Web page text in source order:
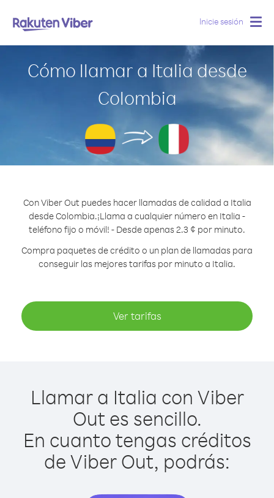
Inicie sesión
Cómo llamar a Italia desde
Colombia
Con Viber Out puedes hacer llamadas de calidad a Italia
desde Colombia.¡Llama a cualquier número en Italia -
teléfono fijo o móvil! - Desde apenas 2.3 ¢ por minuto.
Compra paquetes de crédito o un plan de llamadas para
conseguir las mejores tarifas por minuto a Italia.
Ver tarifas
Llamar a Italia con Viber
Out es sencillo.
En cuanto tengas créditos
de Viber Out, podrás: